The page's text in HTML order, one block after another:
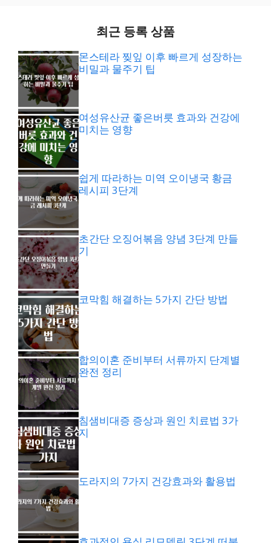
최근 등록 상품
몬스테라 찢잎 이후 빠르게 성장하는
비밀과 물주기 팁
여성유산균 좋은버릇 효과와 건강에
미치는 영향
쉽게 따라하는 미역 오이냉국 황금
레시피 3단계
초간단 오징어볶음 양념 3단계 만들
기
코막힘 해결하는 5가지 간단 방법
합의이혼 준비부터 서류까지 단계별
완전 정리
침샘비대증 증상과 원인 치료법 3가
지
도라지의 7가지 건강효과와 활용법